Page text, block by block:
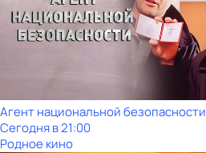
Агент национальной безопасности
Сегодня в 21:00
Родное кино